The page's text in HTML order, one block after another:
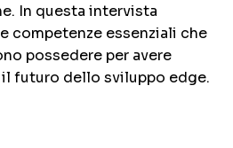
In questa intervista
competenze essenziali che
possedere per avere
futuro dello sviluppo edge.